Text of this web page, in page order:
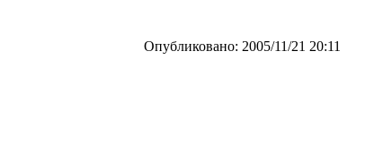
Опубликовано: 2005/11/21 20:11